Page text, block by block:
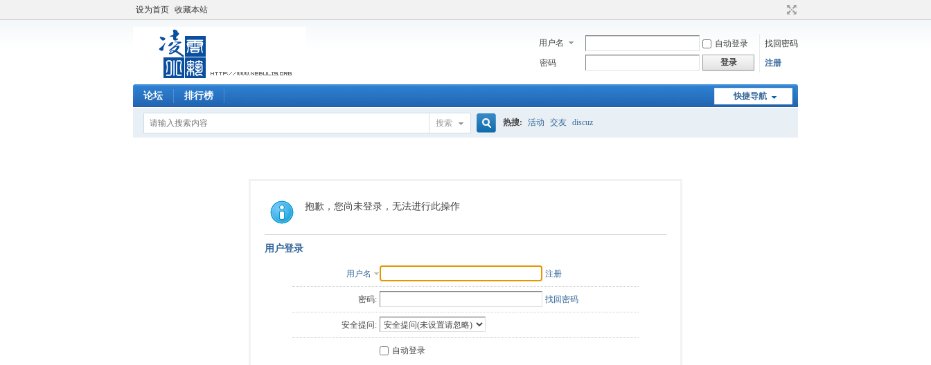
设为首页 收藏本站
用户名 自动登录
找回密码
密码
登录 注册
快捷导航
论坛 排行榜
搜索 热搜: 活动 交友 discuz
抱歉，您尚未登录，无法进行此操作
用户登录
用户名 注册
密码: 找回密码
安全提问:
自动登录